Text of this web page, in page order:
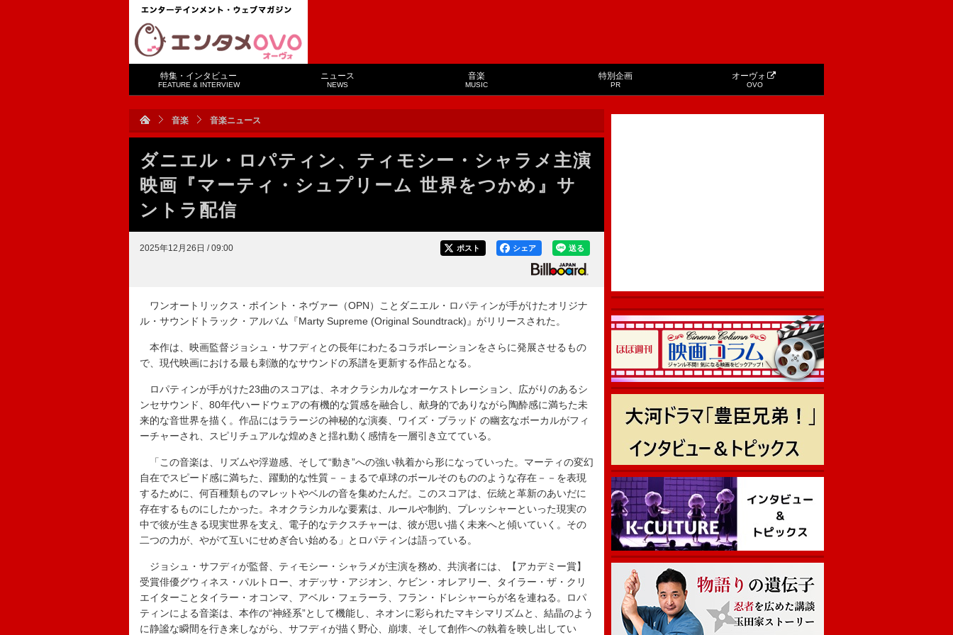
特集・インタビュー
FEATURE & INTERVIEW
ニュース
NEWS
音楽
MUSIC
特別企画
PR
オーヴォ
OVO
音楽 音楽ニュース
ダニエル・ロパティン、ティモシー・シャラメ主演
映画『マーティ・シュプリーム 世界をつかめ』サ
ントラ配信
2025年12月26日 / 09:00 送る
シェア
ポスト
ワンオートリックス・ポイント・ネヴァー（OPN）ことダニエル・ロパティンが手がけたオリジナ
ル・サウンドトラック・アルバム『Marty Supreme (Original Soundtrack)』がリリースされた。
本作は、映画監督ジョシュ・サフディとの長年にわたるコラボレーションをさらに発展させるもの
で、現代映画における最も刺激的なサウンドの系譜を更新する作品となる。
ロパティンが手がけた23曲のスコアは、ネオクラシカルなオーケストレーション、広がりのあるシ
ンセサウンド、80年代ハードウェアの有機的な質感を融合し、献身的でありながら陶酔感に満ちた未
来的な音世界を描く。作品にはララージの神秘的な演奏、ワイズ・ブラッド の幽玄なボーカルがフィ
ーチャーされ、スピリチュアルな煌めきと揺れ動く感情を一層引き立てている。
「この音楽は、リズムや浮遊感、そして“動き”への強い執着から形になっていった。マーティの変幻
自在でスピード感に満ちた、躍動的な性質－－まるで卓球のボールそのもののような存在－－を表現
するために、何百種類ものマレットやベルの音を集めたんだ。このスコアは、伝統と革新のあいだに
存在するものにしたかった。ネオクラシカルな要素は、ルールや制約、プレッシャーといった現実の
中で彼が生きる現実世界を支え、電子的なテクスチャーは、彼が思い描く未来へと傾いていく。その
二つの力が、やがて互いにせめぎ合い始める」とロパティンは語っている。
ジョシュ・サフディが監督、ティモシー・シャラメが主演を務め、共演者には、【アカデミー賞】
受賞俳優グウィネス・パルトロー、オデッサ・アジオン、ケビン・オレアリー、タイラー・ザ・クリ
エイターことタイラー・オコンマ、アベル・フェラーラ、フラン・ドレシャーらが名を連ねる。ロパ
ティンによる音楽は、本作の“神経系”として機能し、ネオンに彩られたマキシマリズムと、結晶のよう
に静謐な瞬間を行き来しながら、サフディが描く野心、崩壊、そして創作への執着を映し出してい